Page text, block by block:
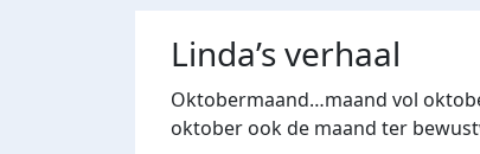
Linda’s verhaal
Oktobermaand…maand vol
oktober ook de maand ter